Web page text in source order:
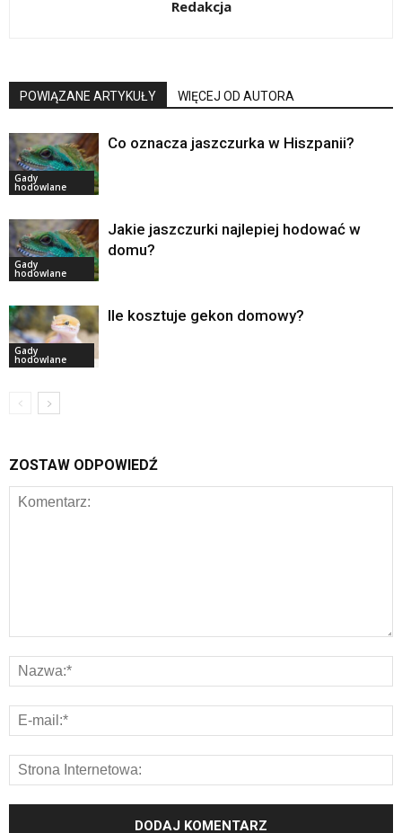
Redakcja
POWIĄZANE ARTYKUŁY WIĘCEJ OD AUTORA
Gady
hodowlane
Co oznacza jaszczurka w Hiszpanii?
Gady
hodowlane
Jakie jaszczurki najlepiej hodować w
domu?
Gady
hodowlane
Ile kosztuje gekon domowy?
ZOSTAW ODPOWIEDŹ